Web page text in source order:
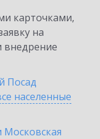
карточками,
на
внедрение
Посад
населенные
Московская